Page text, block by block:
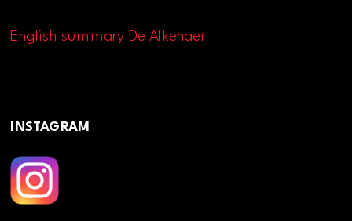
English summary De Alkenaer
INSTAGRAM